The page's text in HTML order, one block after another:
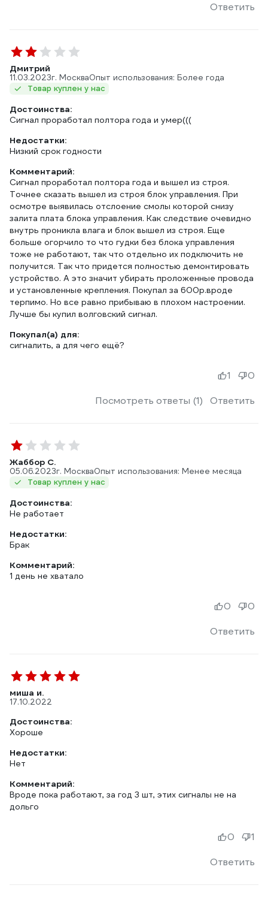
Ответить
Дмитрий
11.03.2023г. МоскваОпыт использования: Более года
Товар куплен у нас
Достоинства:
Сигнал проработал полтора года и умер(((
Недостатки:
Низкий срок годности
Комментарий:
Сигнал проработал полтора года и вышел из строя.
Точнее сказать вышел из строя блок управления. При
осмотре выявилась отслоение смолы которой снизу
залита плата блока управления. Как следствие очевидно
внутрь проникла влага и блок вышел из строя. Еще
больше огорчило то что гудки без блока управления
тоже не работают, так что отдельно их подключить не
получится. Так что придется полностью демонтировать
устройство. А это значит убирать проложенные провода
и установленные крепления. Покупал за 600р.вроде
терпимо. Но все равно прибываю в плохом настроении.
Лучше бы купил волговский сигнал.
Покупал(а) для:
сигналить, а для чего ещё?
Посмотреть ответы (1) Ответить
1 0
Жаббор С.
05.06.2023г. МоскваОпыт использования: Менее месяца
Товар куплен у нас
Достоинства:
Не работает
Недостатки:
Брак
Комментарий:
1 день не хватало
Ответить
0 0
миша и.
17.10.2022
Достоинства:
Хороше
Недостатки:
Нет
Комментарий:
Вроде пока работают, за год 3 шт, этих сигналы не на
дольго
Ответить
0 1